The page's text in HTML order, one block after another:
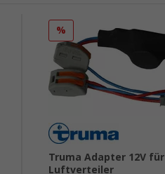
%
Truma Adapter 12V für
Luftverteiler